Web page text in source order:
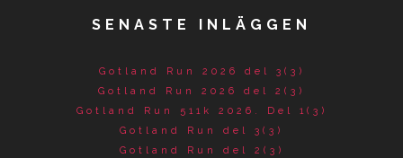
SENASTE INLÄGGEN
Gotland Run 2026 del 3(3)
Gotland Run 2026 del 2(3)
Gotland Run 511k 2026. Del 1(3)
Gotland Run del 3(3)
Gotland Run del 2(3)